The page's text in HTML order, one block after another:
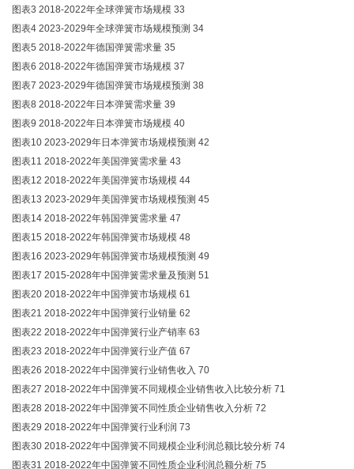
图表3 2018-2022年全球弹簧市场规模 33
图表4 2023-2029年全球弹簧市场规模预测 34
图表5 2018-2022年德国弹簧需求量 35
图表6 2018-2022年德国弹簧市场规模 37
图表7 2023-2029年德国弹簧市场规模预测 38
图表8 2018-2022年日本弹簧需求量 39
图表9 2018-2022年日本弹簧市场规模 40
图表10 2023-2029年日本弹簧市场规模预测 42
图表11 2018-2022年美国弹簧需求量 43
图表12 2018-2022年美国弹簧市场规模 44
图表13 2023-2029年美国弹簧市场规模预测 45
图表14 2018-2022年韩国弹簧需求量 47
图表15 2018-2022年韩国弹簧市场规模 48
图表16 2023-2029年韩国弹簧市场规模预测 49
图表17 2015-2028年中国弹簧需求量及预测 51
图表20 2018-2022年中国弹簧市场规模 61
图表21 2018-2022年中国弹簧行业销量 62
图表22 2018-2022年中国弹簧行业产销率 63
图表23 2018-2022年中国弹簧行业产值 67
图表26 2018-2022年中国弹簧行业销售收入 70
图表27 2018-2022年中国弹簧不同规模企业销售收入比较分析 71
图表28 2018-2022年中国弹簧不同性质企业销售收入分析 72
图表29 2018-2022年中国弹簧行业利润 73
图表30 2018-2022年中国弹簧不同规模企业利润总额比较分析 74
图表31 2018-2022年中国弹簧不同性质企业利润总额分析 75